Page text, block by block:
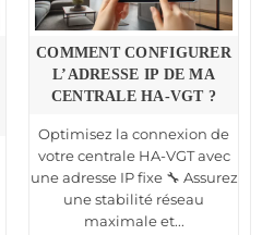
COMMENT CONFIGURER
L’ADRESSE IP DE MA
CENTRALE HA-VGT ?
Optimisez la connexion de
votre centrale HA-VGT avec
une adresse IP fixe 🔧 Assurez
une stabilité réseau
maximale et...